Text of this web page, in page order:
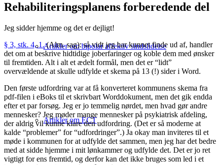
Artikler om bipolar affektiv sindslidelse
Artikler om ECT
Rehabiliteringsplanens forberedende del
Jeg sidder hjemme og det er dejligt!
§ 3, stk. 4, 1.(Alm. sag): så vidt jeg har kunnet finde ud af, handler
det om at beskrive hidtidige joberfaringer og koble dem med ønsker
til fremtiden. Alt i alt et ædelt formål, men det er “lidt”
overvældende at skulle udfylde et skema på 13 (!) sider i Word.
Den første udfordring var at få konverteret kommunens skema fra
pdf-filen i eBoks til et skrivbart Worddokument, men det gik endda
efter et par forsøg. Jeg er jo temmelig nørdet, men hvad gør andre
mennesker? Jeg møder mange mennesker på psykiatrisk afdeling,
der aldrig vil kunne klare den udfordring. (Det er så moderne at
kalde “problemer” for “udfordringer”.) Ja okay man inviteres til et
møde i kommunen for at udfylde det sammen, men jeg har det bedre
med at sidde hjemme i mit lønkammer og udfylde det. Det er jo ret
vigtigt for ens fremtid, og derfor kan det ikke bruges som led i et